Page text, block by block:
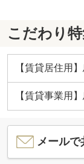
こだわり
【賃貸居住用
【賃貸事業用
メールで